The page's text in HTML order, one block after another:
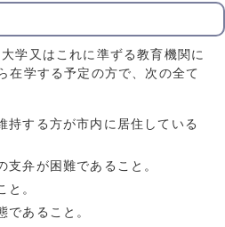
学又はこれに準ずる教育機関に
在学する予定の方で、次の全て
持する方が市内に居住している
支弁が困難であること。
と。
であること。